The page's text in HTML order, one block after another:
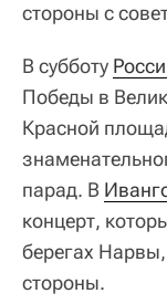
стороны с
В субботу
Победы в
Красной
парад. В
концерт,
берегах Нарвы,
стороны.